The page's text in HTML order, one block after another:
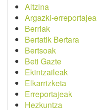
Aitzina
Argazki-erreportajea
Berriak
Bertatik Bertara
Bertsoak
Beti Gazte
Ekintzaileak
Elkarrizketa
Erreportajeak
Hezkuntza